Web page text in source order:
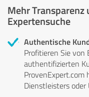
Mehr
Expertensuche
Authentische
Profitieren Sie von
authentifizierten
ProvenExpert.com
Dienstleisters